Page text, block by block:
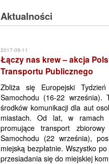
Aktualności
2017-09-11
Łączy nas krew – akcja
Transportu Publicznego
Zbliża się Europejski
Samochodu (16-22 września).
środków komunikacji dla aut
miastach. Od lat, w ramach
promujące transport
Samochodu (22 września),
miejską bezpłatnie. Wszystko
przesiadania się do miejskiej